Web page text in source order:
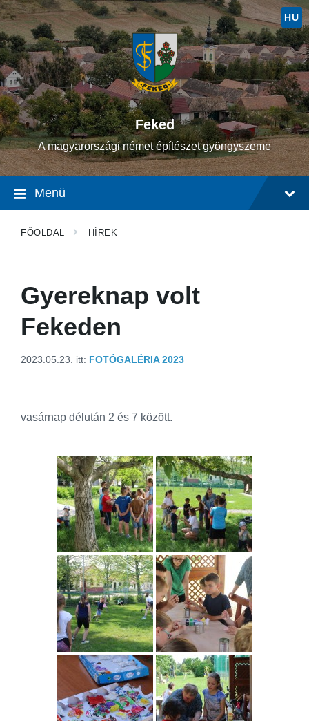
Ugrás
a
tartalomhoz
Ugrás
a
fő
navigációhoz
Ugrás
a
lábléchez
HU
Feked
A magyarországi német építészet gyöngyszeme
Menü
FŐOLDAL HÍREK
Gyereknap volt
Fekeden
2023.05.23. itt: FOTÓGALÉRIA 2023
vasárnap délután 2 és 7 között.